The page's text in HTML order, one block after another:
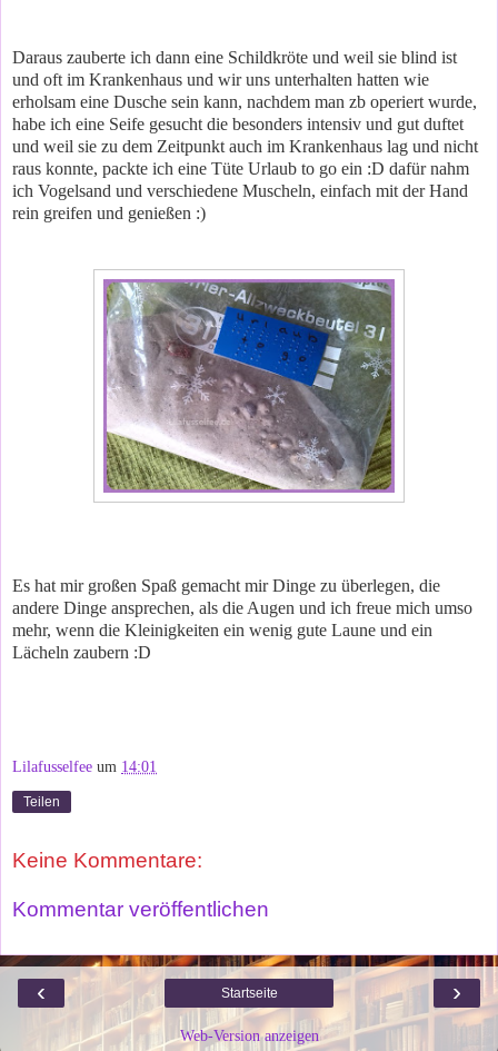
Daraus zauberte ich dann eine Schildkröte und weil sie blind ist
und oft im Krankenhaus und wir uns unterhalten hatten wie
erholsam eine Dusche sein kann, nachdem man zb operiert wurde,
habe ich eine Seife gesucht die besonders intensiv und gut duftet
und weil sie zu dem Zeitpunkt auch im Krankenhaus lag und nicht
raus konnte, packte ich eine Tüte Urlaub to go ein :D dafür nahm
ich Vogelsand und verschiedene Muscheln, einfach mit der Hand
rein greifen und genießen :)
Es hat mir großen Spaß gemacht mir Dinge zu überlegen, die
andere Dinge ansprechen, als die Augen und ich freue mich umso
mehr, wenn die Kleinigkeiten ein wenig gute Laune und ein
Lächeln zaubern :D
Lilafusselfee um 14:01
Teilen
Keine Kommentare:
Kommentar veröffentlichen
‹ ›
Startseite
Web-Version anzeigen